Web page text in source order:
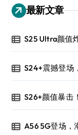
最新文章
S25 Ultra颜值
S24+震撼登场
S26+颜值暴击
A56 5G登场，